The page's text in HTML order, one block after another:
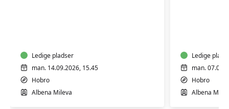
Ledige pladser
man. 14.09.2026, 15.45
Hobro
Albena Mileva
Ledige
man.
Hobro
Albena